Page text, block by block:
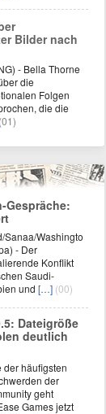
Bilder nach
- Bella Thorne
die
Folgen
die die
(01)
Gespräche:
Sanaa/Washingto
- Der
Konflikt
Saudi-
und […] (00)
Dateigröße
deutlich
der häufigsten
der
geht
Games jetzt